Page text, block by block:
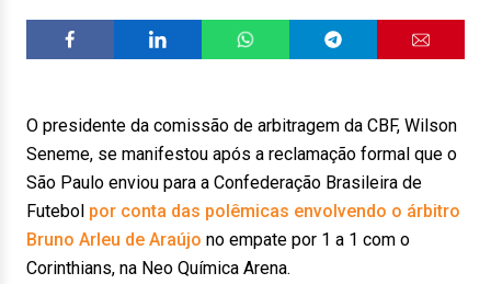
O presidente da comissão de arbitragem da CBF, Wilson
Seneme, se manifestou após a reclamação formal que o
São Paulo enviou para a Confederação Brasileira de
Futebol por conta das polêmicas envolvendo o árbitro
Bruno Arleu de Araújo no empate por 1 a 1 com o
Corinthians, na Neo Química Arena.